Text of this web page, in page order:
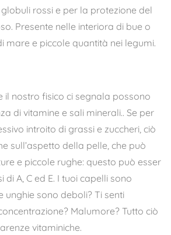
rossi e per la protezione del
Presente nelle interiora di bue o
mare e piccole quantità nei legumi.
il nostro fisico ci segnala possono
di vitamine e sali minerali.. Se per
introito di grassi e zuccheri, ciò
sull’aspetto della pelle, che può
e piccole rughe: questo può esser
A, C ed E. I tuoi capelli sono
unghie sono deboli? Ti senti
Malumore? Tutto ciò
vitaminiche.